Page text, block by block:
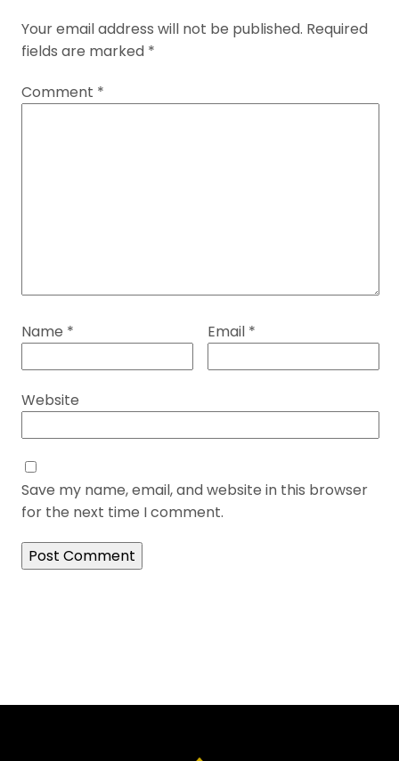
Your email address will not be published. Required
fields are marked *
Comment *
Name * Email *
Website
Save my name, email, and website in this browser
for the next time I comment.